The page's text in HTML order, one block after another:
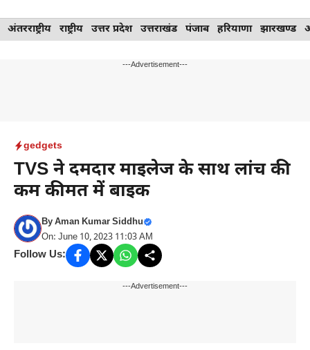
Skip
to
अंतरराष्ट्रीय राष्ट्रीय उत्तर प्रदेश उत्तराखंड पंजाब हरियाणा झारखण्ड
---Advertisement---
gedgets
TVS ने दमदार माइलेज के साथ लांच की
कम कीमत में बाइक
ByAman Kumar Siddhu
On: June 10, 2023 11:03 AM
Follow Us:
---Advertisement---